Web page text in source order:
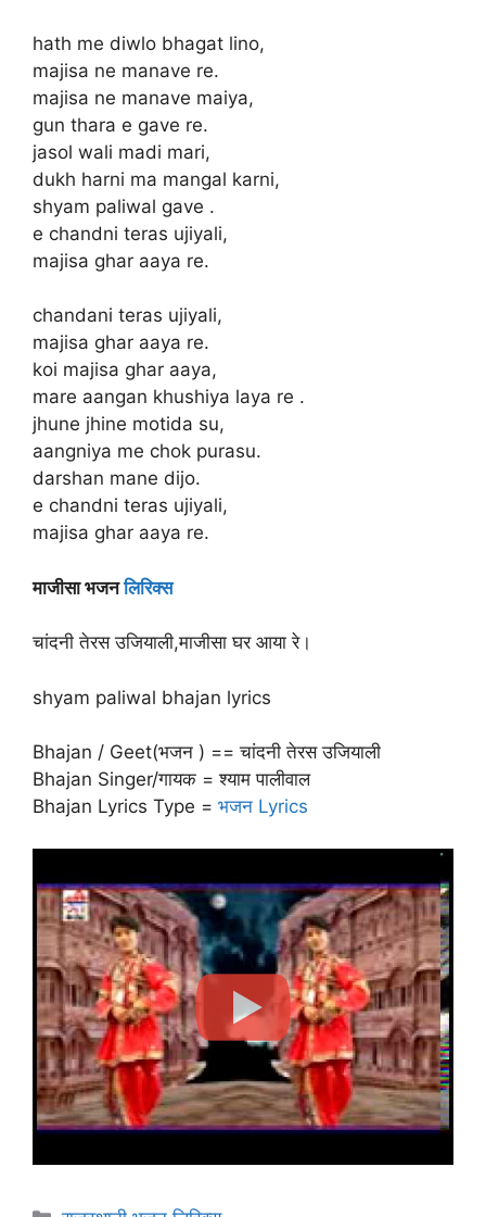
hath me diwlo bhagat lino,
majisa ne manave re.
majisa ne manave maiya,
gun thara e gave re.
jasol wali madi mari,
dukh harni ma mangal karni,
shyam paliwal gave .
e chandni teras ujiyali,
majisa ghar aaya re.
chandani teras ujiyali,
majisa ghar aaya re.
koi majisa ghar aaya,
mare aangan khushiya laya re .
jhune jhine motida su,
aangniya me chok purasu.
darshan mane dijo.
e chandni teras ujiyali,
majisa ghar aaya re.
माजीसा भजनलिरिक्स
चांदनी तेरस उजियाली,माजीसा घर आया रे।
shyam paliwal bhajan lyrics
Bhajan / Geet(भजन ) == चांदनी तेरस उजियाली
Bhajan Singer/गायक = श्याम पालीवाल
Bhajan Lyrics Type = भजन Lyrics